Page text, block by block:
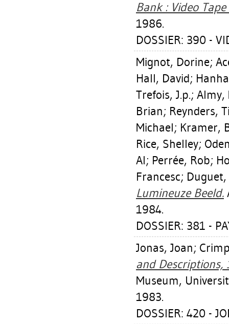
Bank : Video
1986.
DOSSIER: 390 -
Mignot, Dorine;
Hall, David;
Trefois, J.p.; Almy,
Brian; Reynders,
Michael; Kramer,
Rice, Shelley;
Al; Perrée, Rob;
Francesc;
Lumineuze Beeld.
1984.
DOSSIER: 381 -
Jonas, Joan;
and Descriptions,
Museum,
1983.
DOSSIER: 420 -